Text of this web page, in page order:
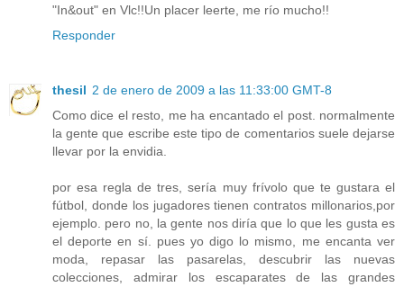
"In&out" en Vlc!!Un placer leerte, me río mucho!!
Responder
thesil 2 de enero de 2009 a las 11:33:00 GMT-8
Como dice el resto, me ha encantado el post. normalmente
la gente que escribe este tipo de comentarios suele dejarse
llevar por la envidia.
por esa regla de tres, sería muy frívolo que te gustara el
fútbol, donde los jugadores tienen contratos millonarios,por
ejemplo. pero no, la gente nos diría que lo que les gusta es
el deporte en sí. pues yo digo lo mismo, me encanta ver
moda, repasar las pasarelas, descubrir las nuevas
colecciones, admirar los escaparates de las grandes